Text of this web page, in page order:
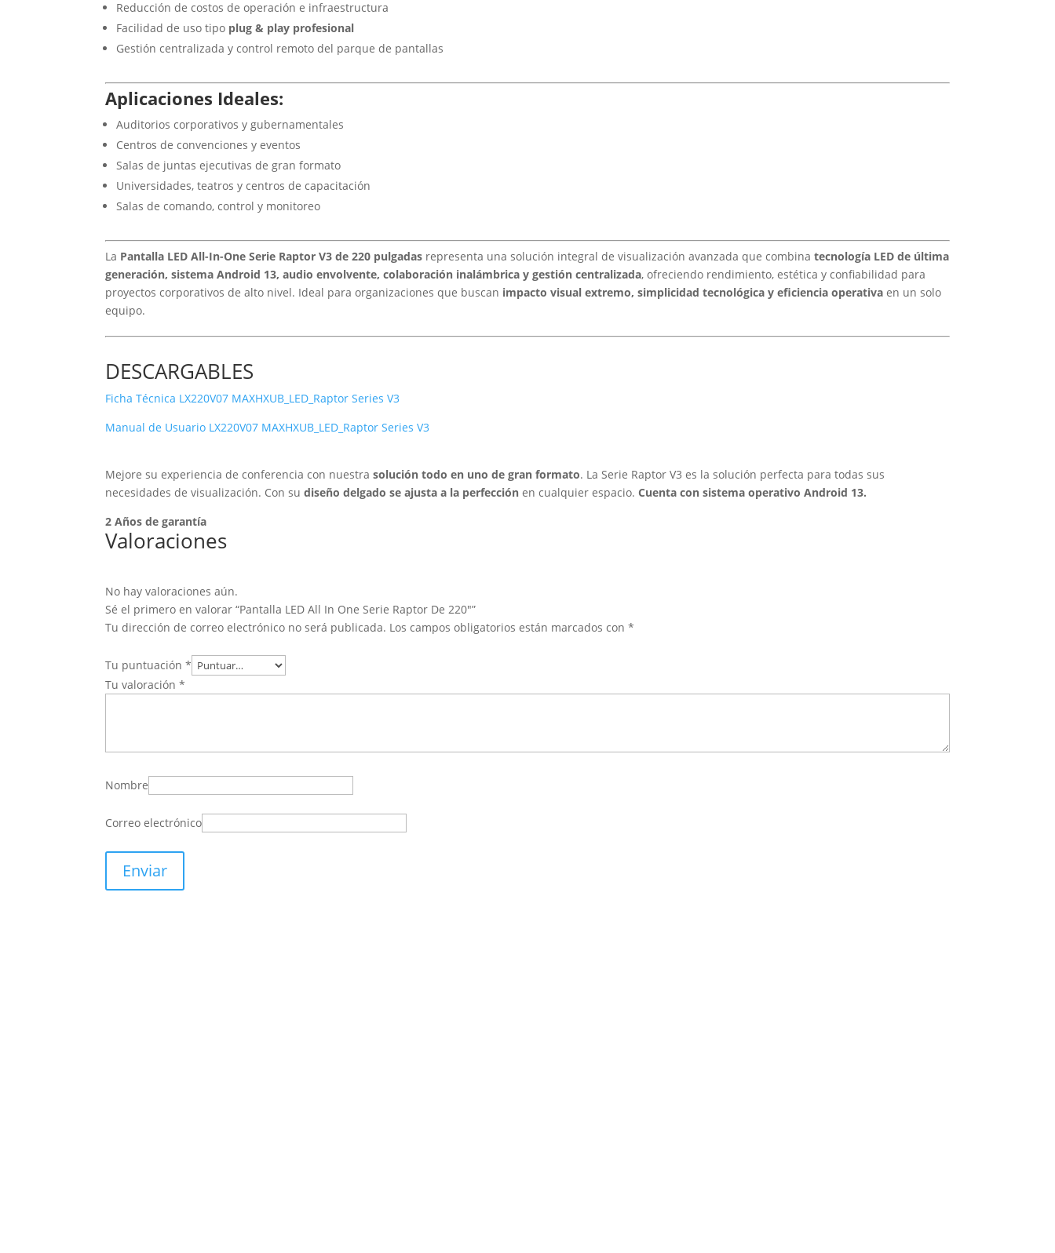
Reducción de costos de operación e infraestructura
Facilidad de uso tipo plug & play profesional
Gestión centralizada y control remoto del parque de pantallas
Aplicaciones Ideales:
Auditorios corporativos y gubernamentales
Centros de convenciones y eventos
Salas de juntas ejecutivas de gran formato
Universidades, teatros y centros de capacitación
Salas de comando, control y monitoreo
La Pantalla LED All-In-One Serie Raptor V3 de 220 pulgadas representa una solución integral de visualización avanzada que combinatecnología LED de última
generación, sistema Android 13, audio envolvente, colaboración inalámbrica y gestión centralizada, ofreciendo rendimiento, estética y confiabilidad para
proyectos corporativos de alto nivel. Ideal para organizaciones que buscan impacto visual extremo, simplicidad tecnológica y eficiencia operativa en un solo
equipo.
DESCARGABLES
Ficha Técnica LX220V07 MAXHXUB_LED_Raptor Series V3
Manual de Usuario LX220V07 MAXHXUB_LED_Raptor Series V3
Mejore su experiencia de conferencia con nuestrasolución todo en uno de gran formato. La Serie Raptor V3 es la solución perfecta para todas sus
necesidades de visualización. Con sudiseño delgado se ajusta a la perfección en cualquier espacio.Cuenta con sistema operativo Android 13.
2 Años de garantía
Valoraciones
No hay valoraciones aún.
Sé el primero en valorar “Pantalla LED All In One Serie Raptor De 220″”
Tu dirección de correo electrónico no será publicada. Los campos obligatorios están marcados con*
Tu puntuación*
Tu valoración*
Nombre
Correo electrónico